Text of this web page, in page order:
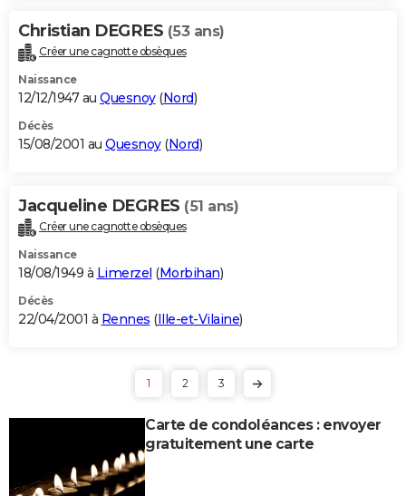
Christian DEGRES (53 ans)
Créer une cagnotte obsèques
Naissance
12/12/1947 au Quesnoy(Nord)
Décès
15/08/2001 au Quesnoy(Nord)
Jacqueline DEGRES (51 ans)
Créer une cagnotte obsèques
Naissance
18/08/1949 à Limerzel (Morbihan)
Décès
22/04/2001 à Rennes (Ille-et-Vilaine)
1 2 3
Carte de condoléances : envoyer
gratuitement une carte